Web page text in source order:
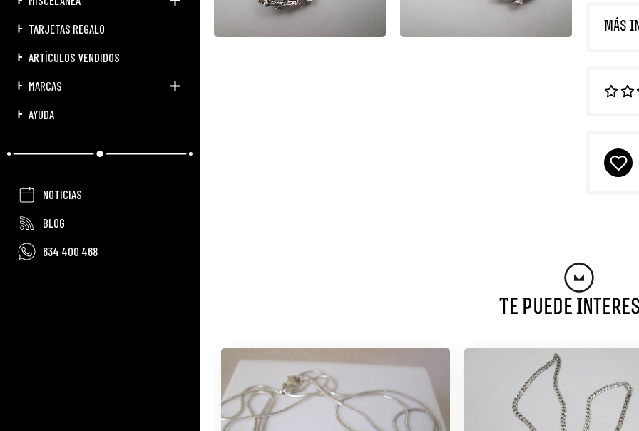
TARJETAS REGALO
ARTÍCULOS VENDIDOS
MARCAS
AYUDA
NOTICIAS
BLOG
634 400 468
MÁS
Te Puede